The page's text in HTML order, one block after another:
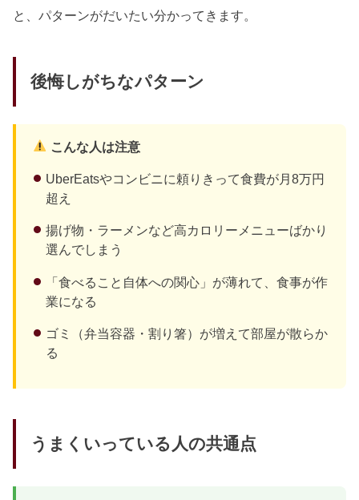
と、パターンがだいたい分かってきます。
後悔しがちなパターン
こんな人は注意
UberEatsやコンビニに頼りきって食費が月8万円
超え
揚げ物・ラーメンなど高カロリーメニューばかり
選んでしまう
「食べること自体への関心」が薄れて、食事が作
業になる
ゴミ（弁当容器・割り箸）が増えて部屋が散らか
る
うまくいっている人の共通点